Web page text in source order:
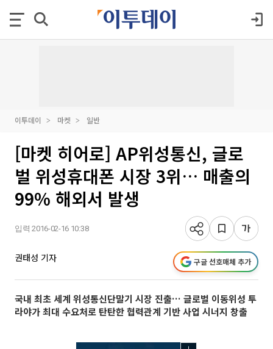
이투데이 마켓 일반
[마켓 히어로] AP위성통신, 글로
벌 위성휴대폰 시장 3위… 매출의
99% 해외서 발생
입력 2016-02-16 10:38
권태성 기자 구글 선호매체 추가
국내 최초 세계 위성통신단말기 시장 진출… 글로벌 이동위성 투
라야가 최대 수요처로 탄탄한 협력관계 기반 사업 시너지 창출